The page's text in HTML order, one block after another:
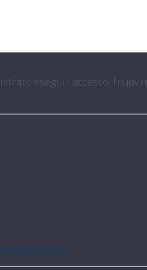
esegui l'accesso. I
la password